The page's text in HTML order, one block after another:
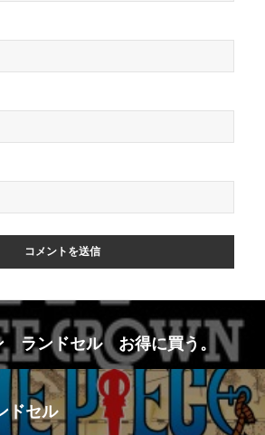
ランドセル お得に買う。
ドセル